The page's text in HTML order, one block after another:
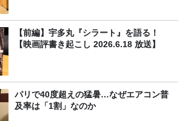
【前編】宇多丸『シラート』を語る！
【映画評書き起こし 2026.6.18 放送】
パリで40度超えの猛暑…なぜエアコン普
及率は「1割」なのか